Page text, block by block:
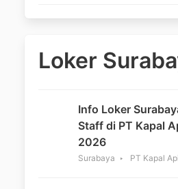
Loker
Info Loker
Staff di PT Kapal
2026
Surabaya PT Kapal